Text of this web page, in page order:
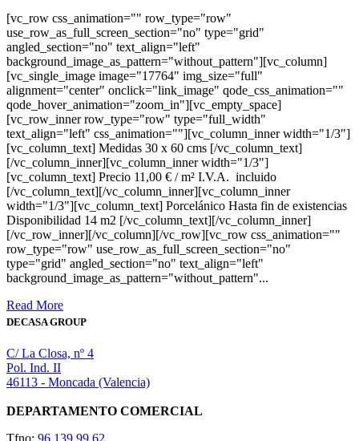
[vc_row css_animation="" row_type="row"
use_row_as_full_screen_section="no" type="grid"
angled_section="no" text_align="left"
background_image_as_pattern="without_pattern"][vc_column]
[vc_single_image image="17764" img_size="full"
alignment="center" onclick="link_image" qode_css_animation=""
qode_hover_animation="zoom_in"][vc_empty_space]
[vc_row_inner row_type="row" type="full_width"
text_align="left" css_animation=""][vc_column_inner width="1/3"]
[vc_column_text] Medidas 30 x 60 cms [/vc_column_text]
[/vc_column_inner][vc_column_inner width="1/3"]
[vc_column_text] Precio 11,00 € / m² I.V.A. incluido
[/vc_column_text][/vc_column_inner][vc_column_inner
width="1/3"][vc_column_text] Porcelánico Hasta fin de existencias
Disponibilidad 14 m2 [/vc_column_text][/vc_column_inner]
[/vc_row_inner][/vc_column][/vc_row][vc_row css_animation=""
row_type="row" use_row_as_full_screen_section="no"
type="grid" angled_section="no" text_align="left"
background_image_as_pattern="without_pattern"...
Read More
DECASA GROUP
C/ La Closa, nº 4
Pol. Ind. II
46113 - Moncada (Valencia)
DEPARTAMENTO COMERCIAL